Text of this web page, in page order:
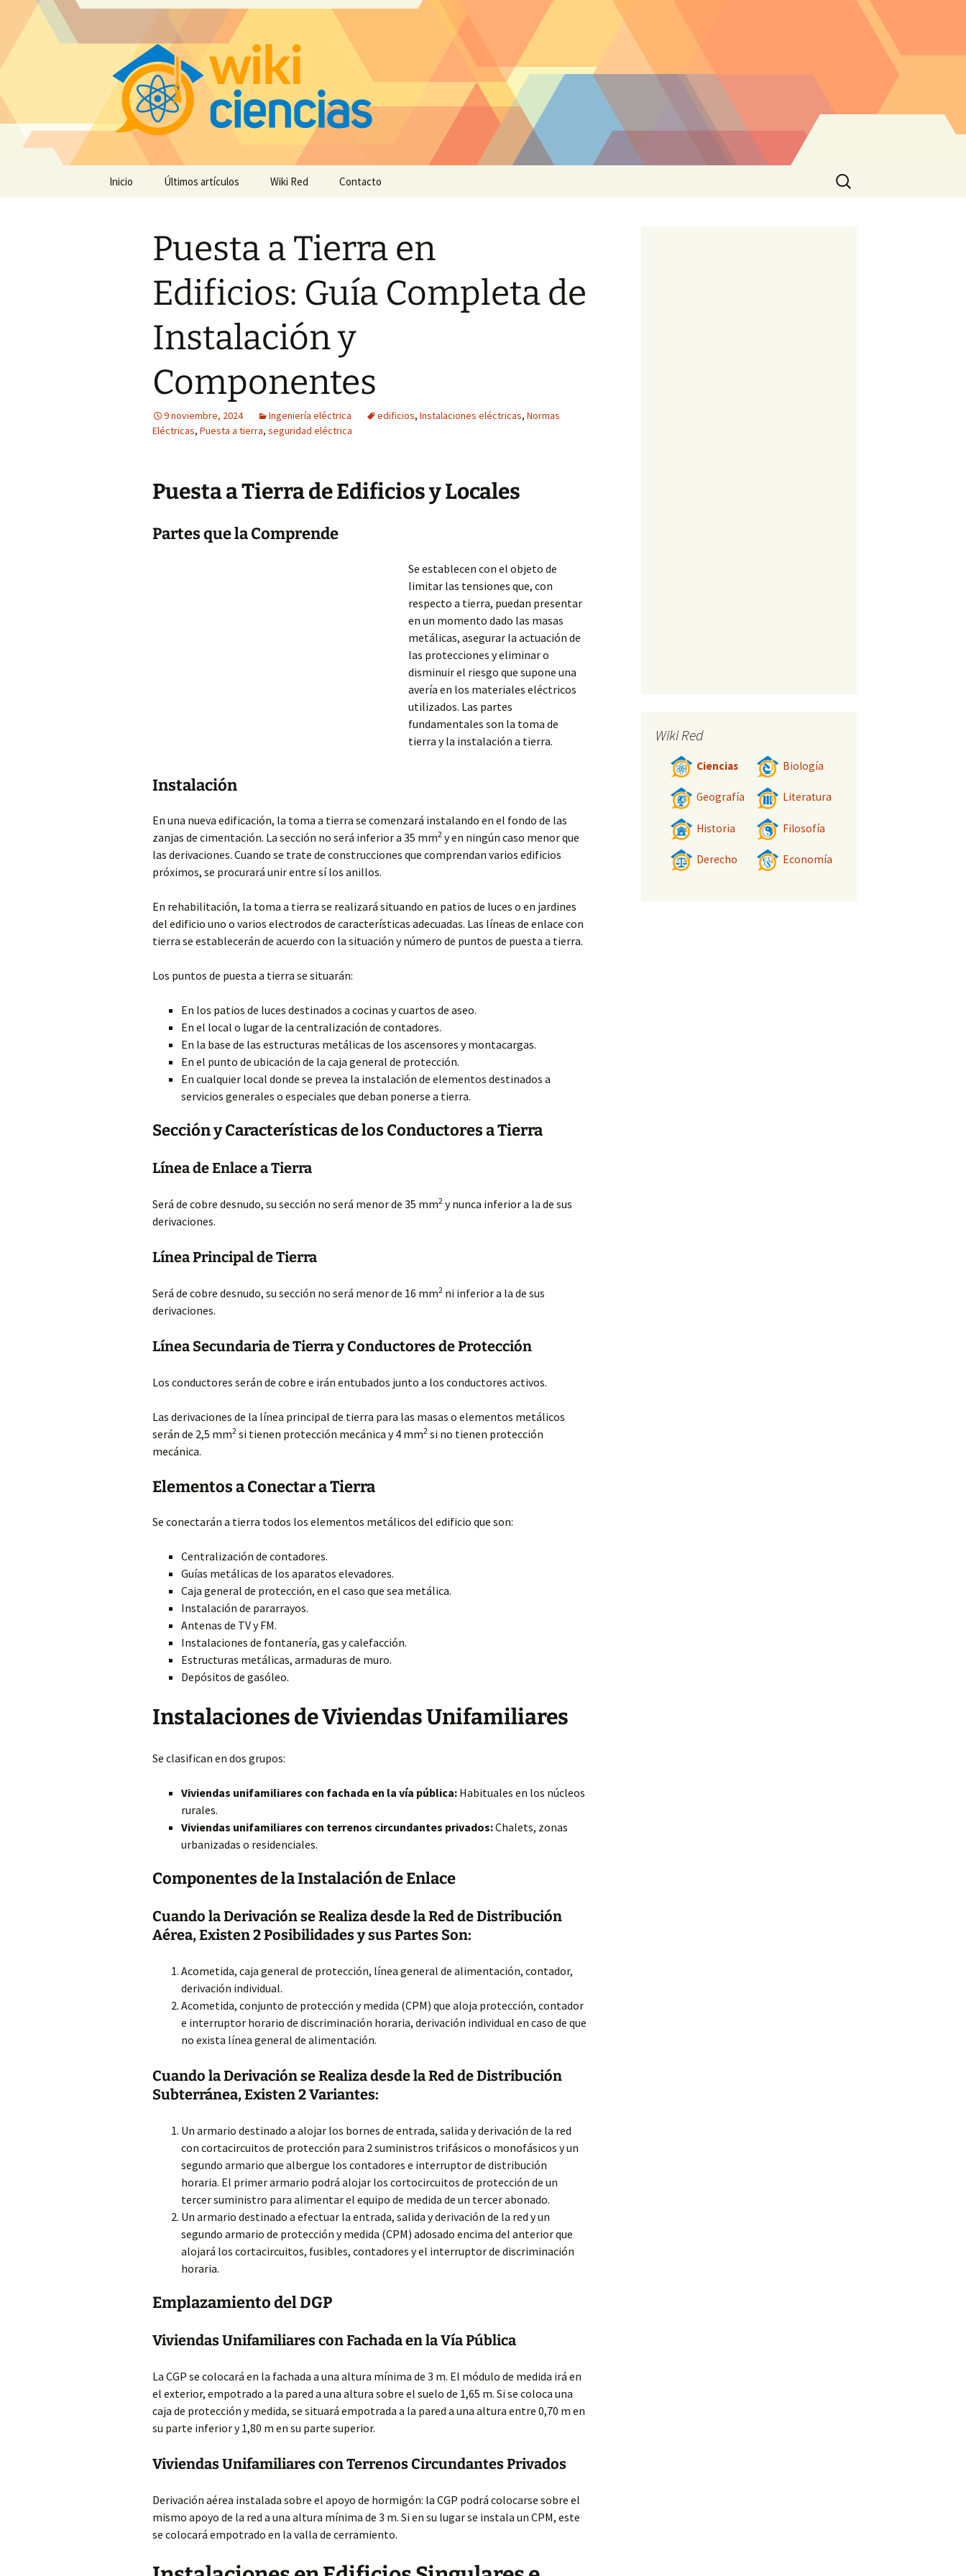
Inicio Últimos artículos Wiki Red Contacto
Buscar:
Puesta a Tierra en
Edificios: Guía Completa de
Instalación y
Componentes
9 noviembre, 2024 Ingeniería eléctrica edificios, Instalaciones eléctricas, Normas
Eléctricas, Puesta a tierra, seguridad eléctrica
Puesta a Tierra de Edificios y Locales
Partes que la Comprende
Se establecen con el objeto de
limitar las tensiones que, con
respecto a tierra, puedan presentar
en un momento dado las masas
metálicas, asegurar la actuación de
las protecciones y eliminar o
disminuir el riesgo que supone una
avería en los materiales eléctricos
utilizados. Las partes
fundamentales son la toma de
tierra y la instalación a tierra.
Instalación
En una nueva edificación, la toma a tierra se comenzará instalando en el fondo de las
zanjas de cimentación. La sección no será inferior a 35 mm2 y en ningún caso menor que
las derivaciones. Cuando se trate de construcciones que comprendan varios edificios
próximos, se procurará unir entre sí los anillos.
En rehabilitación, la toma a tierra se realizará situando en patios de luces o en jardines
del edificio uno o varios electrodos de características adecuadas. Las líneas de enlace con
tierra se establecerán de acuerdo con la situación y número de puntos de puesta a tierra.
Los puntos de puesta a tierra se situarán:
En los patios de luces destinados a cocinas y cuartos de aseo.
En el local o lugar de la centralización de contadores.
En la base de las estructuras metálicas de los ascensores y montacargas.
En el punto de ubicación de la caja general de protección.
En cualquier local donde se prevea la instalación de elementos destinados a
servicios generales o especiales que deban ponerse a tierra.
Sección y Características de los Conductores a Tierra
Línea de Enlace a Tierra
Será de cobre desnudo, su sección no será menor de 35 mm2 y nunca inferior a la de sus
derivaciones.
Línea Principal de Tierra
Será de cobre desnudo, su sección no será menor de 16 mm2 ni inferior a la de sus
derivaciones.
Línea Secundaria de Tierra y Conductores de Protección
Los conductores serán de cobre e irán entubados junto a los conductores activos.
Las derivaciones de la línea principal de tierra para las masas o elementos metálicos
serán de 2,5 mm2 si tienen protección mecánica y 4 mm2 si no tienen protección
mecánica.
Elementos a Conectar a Tierra
Se conectarán a tierra todos los elementos metálicos del edificio que son:
Centralización de contadores.
Guías metálicas de los aparatos elevadores.
Caja general de protección, en el caso que sea metálica.
Instalación de pararrayos.
Antenas de TV y FM.
Instalaciones de fontanería, gas y calefacción.
Estructuras metálicas, armaduras de muro.
Depósitos de gasóleo.
Instalaciones de Viviendas Unifamiliares
Se clasifican en dos grupos:
Viviendas unifamiliares con fachada en la vía pública: Habituales en los núcleos
rurales.
Viviendas unifamiliares con terrenos circundantes privados:Chalets, zonas
urbanizadas o residenciales.
Componentes de la Instalación de Enlace
Cuando la Derivación se Realiza desde la Red de Distribución
Aérea, Existen 2 Posibilidades y sus Partes Son:
Acometida, caja general de protección, línea general de alimentación, contador,
derivación individual.
Acometida, conjunto de protección y medida (CPM) que aloja protección, contador
e interruptor horario de discriminación horaria, derivación individual en caso de que
no exista línea general de alimentación.
Cuando la Derivación se Realiza desde la Red de Distribución
Subterránea, Existen 2 Variantes:
Un armario destinado a alojar los bornes de entrada, salida y derivación de la red
con cortacircuitos de protección para 2 suministros trifásicos o monofásicos y un
segundo armario que albergue los contadores e interruptor de distribución
horaria. El primer armario podrá alojar los cortocircuitos de protección de un
tercer suministro para alimentar el equipo de medida de un tercer abonado.
Un armario destinado a efectuar la entrada, salida y derivación de la red y un
segundo armario de protección y medida (CPM) adosado encima del anterior que
alojará los cortacircuitos, fusibles, contadores y el interruptor de discriminación
horaria.
Emplazamiento del DGP
Viviendas Unifamiliares con Fachada en la Vía Pública
La CGP se colocará en la fachada a una altura mínima de 3 m. El módulo de medida irá en
el exterior, empotrado a la pared a una altura sobre el suelo de 1,65 m. Si se coloca una
caja de protección y medida, se situará empotrada a la pared a una altura entre 0,70 m en
su parte inferior y 1,80 m en su parte superior.
Viviendas Unifamiliares con Terrenos Circundantes Privados
Derivación aérea instalada sobre el apoyo de hormigón: la CGP podrá colocarse sobre el
mismo apoyo de la red a una altura mínima de 3 m. Si en su lugar se instala un CPM, este
se colocará empotrado en la valla de cerramiento.
Wiki Red
Ciencias Biología
Geografía Literatura
Historia Filosofía
Derecho Economía